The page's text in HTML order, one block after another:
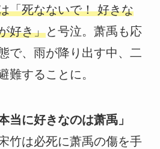
「死なないで！ 好きな
好き」と号泣。萧禹も応
で、雨が降り出す中、二
難することに。
当に好きなのは萧禹」
竹は必死に萧禹の傷を手